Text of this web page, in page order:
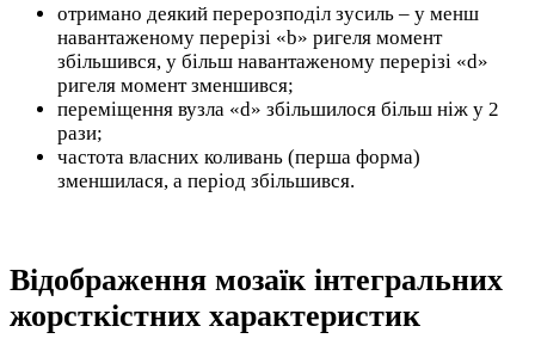
отримано деякий перерозподіл зусиль – у менш
навантаженому перерізі «b» ригеля момент
збільшився, у більш навантаженому перерізі «d»
ригеля момент зменшився;
переміщення вузла «d» збільшилося більш ніж у 2
рази;
частота власних коливань (перша форма)
зменшилася, а період збільшився.
Відображення мозаїк інтегральних
жорсткістних характеристик